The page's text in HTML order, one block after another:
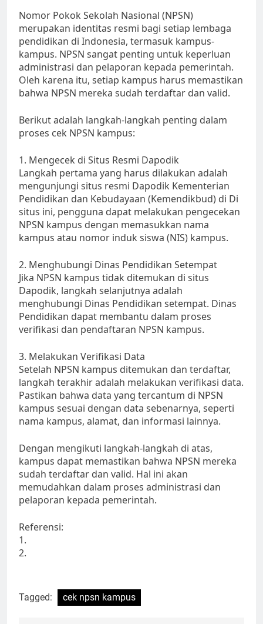
Nomor Pokok Sekolah Nasional (NPSN)
merupakan identitas resmi bagi setiap lembaga
pendidikan di Indonesia, termasuk kampus-
kampus. NPSN sangat penting untuk keperluan
administrasi dan pelaporan kepada pemerintah.
Oleh karena itu, setiap kampus harus memastikan
bahwa NPSN mereka sudah terdaftar dan valid.
Berikut adalah langkah-langkah penting dalam
proses cek NPSN kampus:
1. Mengecek di Situs Resmi Dapodik
Langkah pertama yang harus dilakukan adalah
mengunjungi situs resmi Dapodik Kementerian
Pendidikan dan Kebudayaan (Kemendikbud) di Di
situs ini, pengguna dapat melakukan pengecekan
NPSN kampus dengan memasukkan nama
kampus atau nomor induk siswa (NIS) kampus.
2. Menghubungi Dinas Pendidikan Setempat
Jika NPSN kampus tidak ditemukan di situs
Dapodik, langkah selanjutnya adalah
menghubungi Dinas Pendidikan setempat. Dinas
Pendidikan dapat membantu dalam proses
verifikasi dan pendaftaran NPSN kampus.
3. Melakukan Verifikasi Data
Setelah NPSN kampus ditemukan dan terdaftar,
langkah terakhir adalah melakukan verifikasi data.
Pastikan bahwa data yang tercantum di NPSN
kampus sesuai dengan data sebenarnya, seperti
nama kampus, alamat, dan informasi lainnya.
Dengan mengikuti langkah-langkah di atas,
kampus dapat memastikan bahwa NPSN mereka
sudah terdaftar dan valid. Hal ini akan
memudahkan dalam proses administrasi dan
pelaporan kepada pemerintah.
Referensi:
1.
2.
Tagged: cek npsn kampus